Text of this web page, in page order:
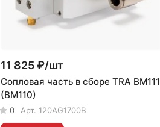
11 825 ₽/шт
Сопловая часть в сборе TRA BM111
(BM110)
0 Арт. 120AG1700B